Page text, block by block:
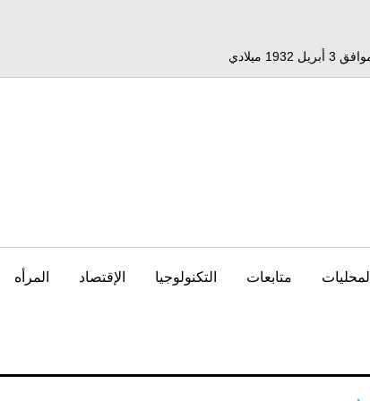
المحليات متابعات التكنولوجيا الإقتصاد المرأه